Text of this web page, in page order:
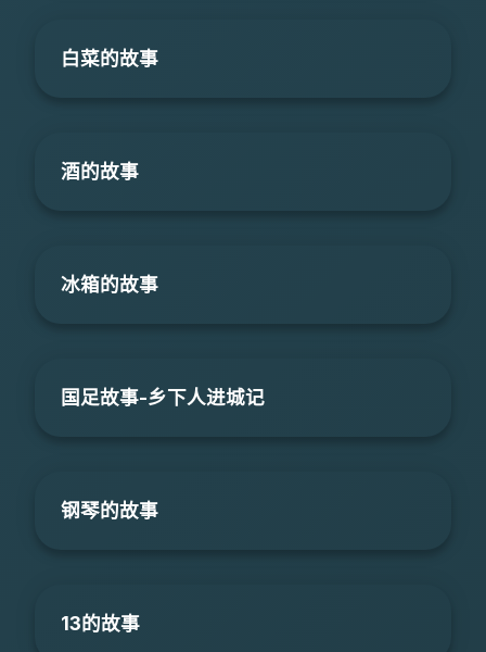
白菜的故事
酒的故事
冰箱的故事
国足故事-乡下人进城记
钢琴的故事
13的故事